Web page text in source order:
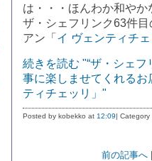
は・・・ほんわか和や
ザ・シェフリンク63件
アン「 イ ヴェンティチ
続きを読む "“ザ・シェ
事に楽しませてくれる
ティチェッリ」"
Posted by kobekko at 12:09|
前の記事へ